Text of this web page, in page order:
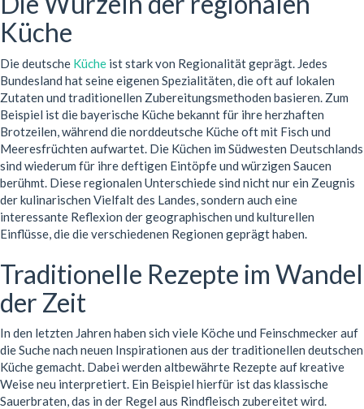
Küche
Die deutsche Küche ist stark von Regionalität geprägt. Jedes
Bundesland hat seine eigenen Spezialitäten, die oft auf lokalen
Zutaten und traditionellen Zubereitungsmethoden basieren. Zum
Beispiel ist die bayerische Küche bekannt für ihre herzhaften
Brotzeilen, während die norddeutsche Küche oft mit Fisch und
Meeresfrüchten aufwartet. Die Küchen im Südwesten Deutschlands
sind wiederum für ihre deftigen Eintöpfe und würzigen Saucen
berühmt. Diese regionalen Unterschiede sind nicht nur ein Zeugnis
der kulinarischen Vielfalt des Landes, sondern auch eine
interessante Reflexion der geographischen und kulturellen
Einflüsse, die die verschiedenen Regionen geprägt haben.
Traditionelle Rezepte im Wandel
der Zeit
In den letzten Jahren haben sich viele Köche und Feinschmecker auf
die Suche nach neuen Inspirationen aus der traditionellen deutschen
Küche gemacht. Dabei werden altbewährte Rezepte auf kreative
Weise neu interpretiert. Ein Beispiel hierfür ist das klassische
Sauerbraten, das in der Regel aus Rindfleisch zubereitet wird.